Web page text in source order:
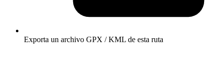
Exporta un archivo GPX / KML de esta ruta